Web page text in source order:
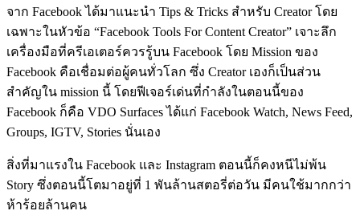
จาก Facebook ได้มาแนะนำ Tips & Tricks สำหรับ Creator โดย
เฉพาะในหัวข้อ “Facebook Tools For Content Creator” เจาะลึก
เครื่องมือที่ครีเอเตอร์ควรรู้บน Facebook โดย Mission ของ
Facebook คือเชื่อมต่อผู้คนทั่วโลก ซึ่ง Creator เองก็เป็นส่วน
สำคัญใน mission นี้ โดยฟีเจอร์เด่นที่กำลังในตอนนี้ของ
Facebook ก็คือ VDO Surfaces ได้แก่ Facebook Watch, News Feed,
Groups, IGTV, Stories นั่นเอง
สิ่งที่มาแรงใน Facebook และ Instagram ตอนนี้ก็คงหนีไม่พ้น
Story ซึ่งตอนนี้โตมาอยู่ที่ 1 พันล้านสตอรี่ต่อวัน มีคนใช้มากกว่า
ห้าร้อยล้านคน